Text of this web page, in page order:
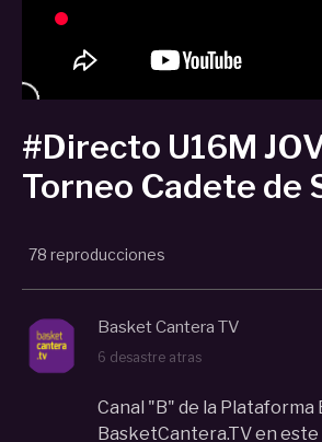
#Directo U16M
Torneo Cadete de
78 reproducciones
Basket Cantera TV
6 desastre atras
Canal "B" de la
BasketCantera.TV en este